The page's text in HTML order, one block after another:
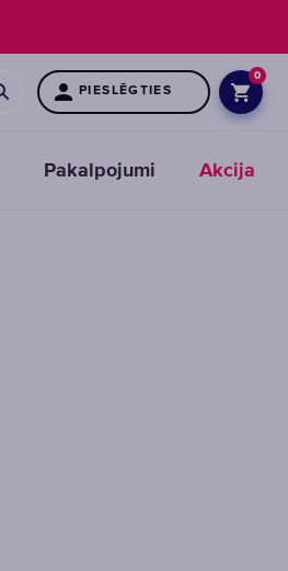
PIESLĒGTIES
0
Pakalpojumi Akcija